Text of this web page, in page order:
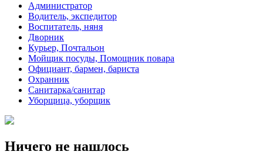
Администратор
Водитель, экспедитор
Воспитатель, няня
Дворник
Курьер, Почтальон
Мойщик посуды, Помощник повара
Официант, бармен, бариста
Охранник
Санитарка/санитар
Уборщица, уборщик
Ничего не нашлось